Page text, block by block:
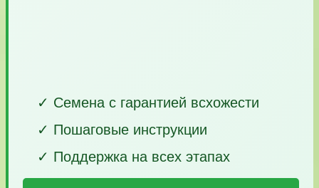
✓ Семена с гарантией всхожести
✓ Пошаговые инструкции
✓ Поддержка на всех этапах